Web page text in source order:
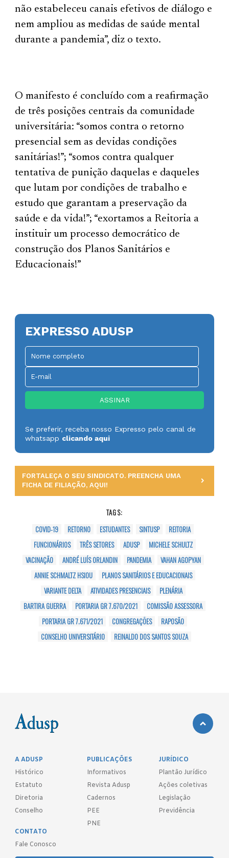
não estabeleceu canais efetivos de diálogo e
nem ampliou as medidas de saúde mental
durante a pandemia”, diz o texto.
O manifesto é concluído com a reafirmação
de três posições centrais da comunidade
universitária: “somos contra o retorno
presencial sem as devidas condições
sanitárias!”; “somos contra qualquer
tentativa de punição daquelas e daqueles
que lutam por condições de trabalho e
estudo que garantam a preservação da
saúde e da vida!”; “exortamos a Reitoria a
instituir um processo democrático de
construção dos Planos Sanitários e
Educacionais!”
EXPRESSO ADUSP
Se preferir, receba nosso Expresso pelo canal de
whatsapp clicando aqui
FORTALEÇA O SEU SINDICATO. PREENCHA UMA
FICHA DE FILIAÇÃO, AQUI!
TAGS:
COVID-19
RETORNO ESTUDANTES SINTUSP
REITORIA
FUNCIONÁRIOS
TRÊS SETORES ADUSP
MICHELE SCHULTZ
VACINAÇÃO
ANDRÉ LUÍS ORLANDIN PANDEMIA
VAHAN AGOPYAN
ANNIE SCHMALTZ HSIOU
PLANOS SANITÁRIOS E EDUCACIONAIS
VARIANTE DELTA
ATIVIDADES PRESENCIAIS
PLENÁRIA
BARTIRA GUERRA
PORTARIA GR 7.670/2021
COMISSÃO ASSESSORA
PORTARIA GR 7.671/2021
CONGREGAÇÕES
RAPOSÃO
CONSELHO UNIVERSITÁRIO
REINALDO DOS SANTOS SOUZA
A ADUSP
Histórico
Estatuto
Diretoria
Conselho
PUBLICAÇÕES
Informativos
Revista Adusp
Cadernos
PEE
PNE
JURÍDICO
Plantão Jurídico
Ações coletivas
Legislação
Previdência
CONTATO
Fale Conosco